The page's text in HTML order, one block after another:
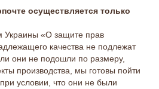
осуществляется только
Украины «О защите прав
качества не подлежат
они не подошли по размеру,
производства, мы готовы пойти
условии, что они не были